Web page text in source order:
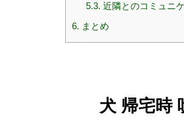
5.3. 近隣とのコミュニ
6. まとめ
犬 帰宅時